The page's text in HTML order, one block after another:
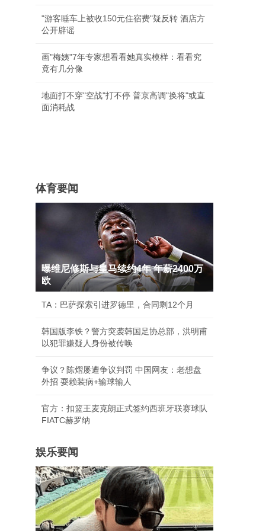
"游客睡车上被收150元住宿费"疑反转 酒店方
公开辟谣
画"梅姨"7年专家想看看她真实模样：看看究
竟有几分像
地面打不穿"空战"打不停 普京高调"换将"或直
面消耗战
体育要闻
曝维尼修斯与皇马续约4年 年薪2400万
欧
TA：巴萨探索引进罗德里，合同剩12个月
韩国版李铁？警方突袭韩国足协总部，洪明甫
以犯罪嫌疑人身份被传唤
争议？陈熠屡遭争议判罚 中国网友：老想盘
外招 耍赖装病+输球输人
官方：扣篮王麦克朗正式签约西班牙联赛球队
FIATC赫罗纳
娱乐要闻